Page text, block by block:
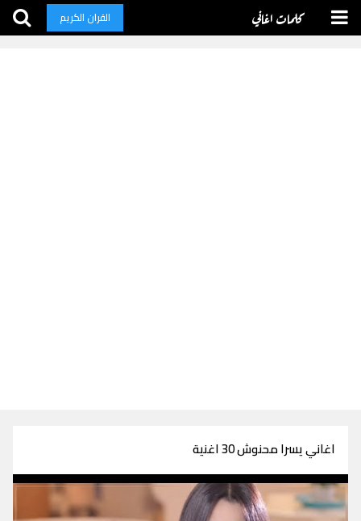
كلمات اغاني القران الكريم
اغاني يسرا محنوش 30 اغنية